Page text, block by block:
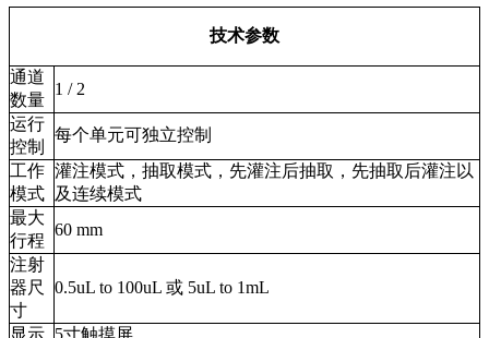
技术参数
通道
数量
1 / 2
运行
控制
每个单元可独立控制
工作
模式
灌注模式，抽取模式，先灌注后抽取，先抽取后灌注以
及连续模式
最大
行程
60 mm
注射
器尺
寸
0.5uL to 100uL 或 5uL to 1mL
显示 5寸触摸屏